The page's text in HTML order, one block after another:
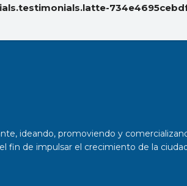
ideando, promoviendo y
fin de impulsar el crecimiento de la